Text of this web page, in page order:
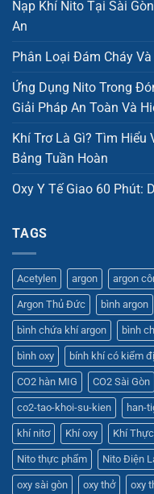
Nạp Khí Nito Tại Sài
An
Phân Loại Đám Cháy
Ứng Dụng Nito Trong
Giải Pháp An Toàn Và
Khí Trơ Là Gì? Tìm Hiểu
Bảng Tuần Hoàn
Oxy Y Tế Giao 60 Phút:
TAGS
Acetylen argon argon
Argon Thủ Đức bình argon
bình chứa khí argon bình
bình oxy bính khí có kiểm
CO2 hàn MIG CO2 Sài Gòn
co2-tao-khoi-su-kien han-
khí nitơ Khí oxy Khí
Nito thực phẩm Nito Điện
oxy sài gòn oxy thở oxy